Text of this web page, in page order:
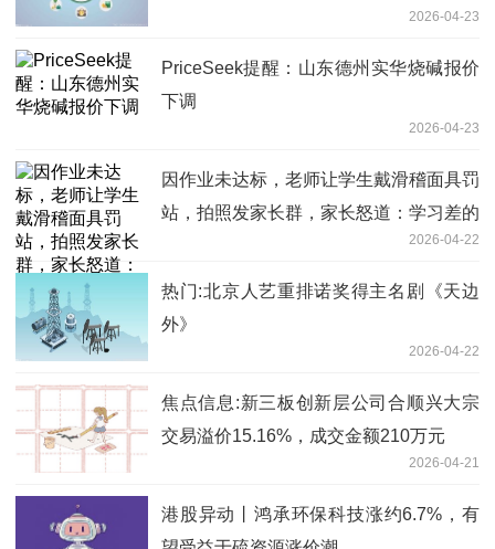
2026-04-23
PriceSeek提醒：山东德州实华烧碱报价
下调
2026-04-23
因作业未达标，老师让学生戴滑稽面具罚
站，拍照发家长群，家长怒道：学习差的
2026-04-22
热门:北京人艺重排诺奖得主名剧《天边
外》
2026-04-22
焦点信息:新三板创新层公司合顺兴大宗
交易溢价15.16%，成交金额210万元
2026-04-21
港股异动丨鸿承环保科技涨约6.7%，有